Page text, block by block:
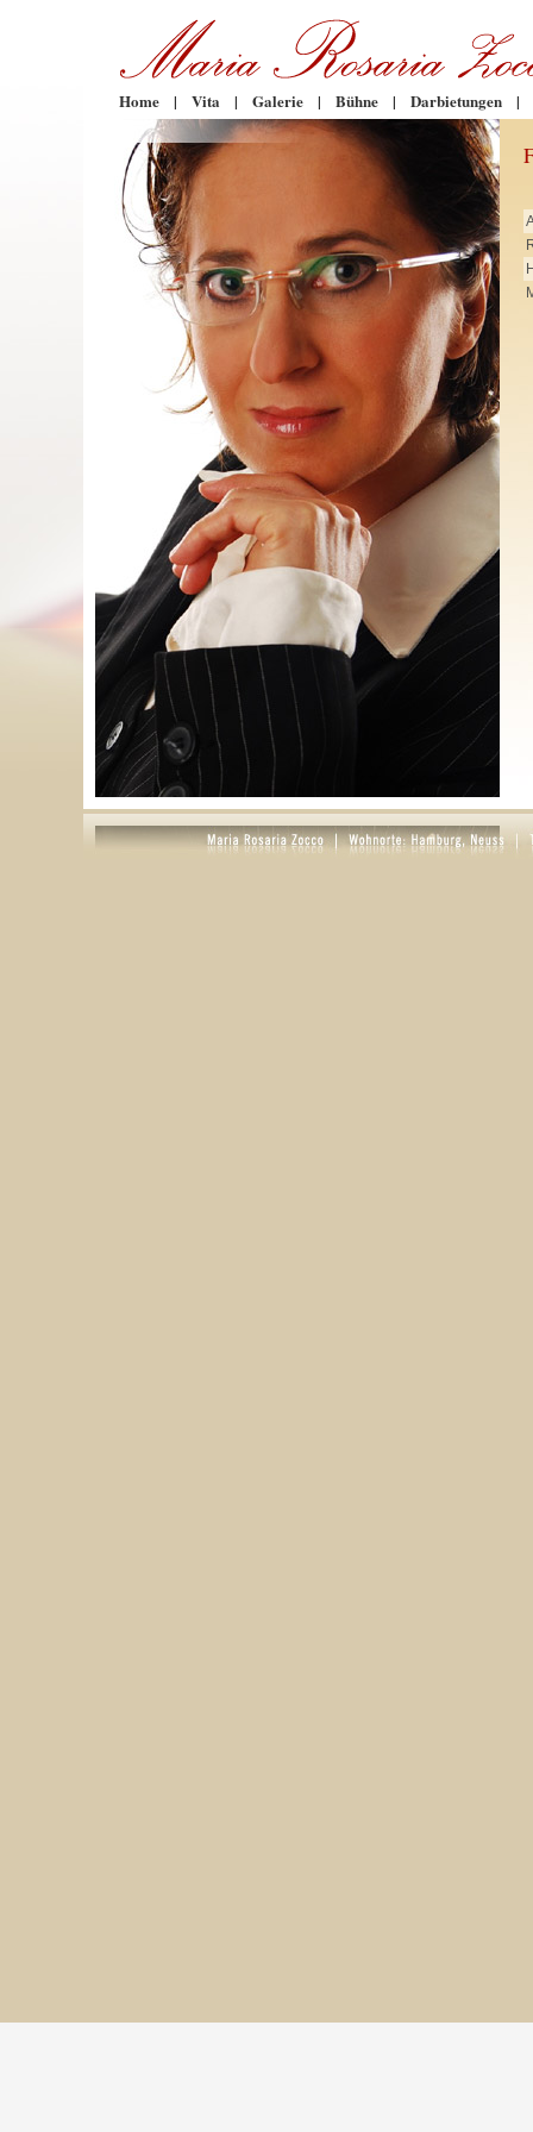
Home | Vita | Galerie | Bühne | Darbietungen |